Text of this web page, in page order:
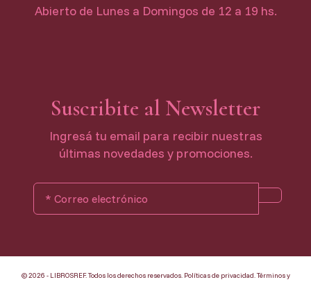
Abierto de Lunes a Domingos de 12 a 19 hs.
Suscribite al Newsletter
Ingresá tu email para recibir nuestras
últimas novedades y promociones.
© 2026 - LIBROSREF. Todos los derechos reservados. Políticas de privacidad.Términos y